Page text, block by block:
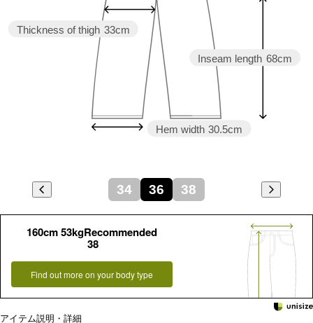
Inseam length 68cm
Hem width 30.5cm
Thickness of thigh 33cm
34 36 38
160cm 53kgRecommended
38
Find out more on your body type
アイテム説明・詳細